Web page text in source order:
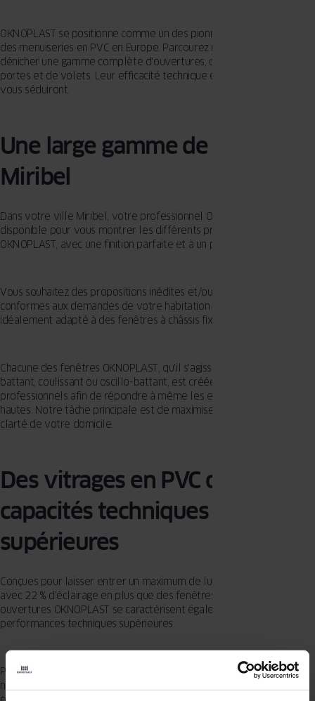
OKNOPLAST se positionne comme un des pionniers dans le secteur
des menuiseries en PVC en Europe. Parcourez notre gamme pour
dénicher une gamme complète d'ouvertures, de baies vitrées, de
portes et de volets. Leur efficacité technique et leur beauté visuelle
vous séduiront.
Une large gamme de fenêtres à
Miribel
Dans votre ville Miribel, votre professionnel OKNOPLAST est
disponible pour vous montrer les différents produits offerts par
OKNOPLAST, avec une finition parfaite et à un prix accessible.
Vous souhaitez des propositions inédites et/ou entièrement
conformes aux demandes de votre habitation ? Votre projet serait-il
idéalement adapté à des fenêtres à châssis fixes ?
Chacune des fenêtres OKNOPLAST, qu'il s'agisse d'un modèle
battant, coulissant ou oscillo-battant, est créée par des
professionnels afin de répondre à même les exigences les plus
hautes. Notre tâche principale est de maximiser votre confort et la
clarté de votre domicile.
Des vitrages en PVC offrant des
capacités techniques
supérieures
Conçues pour laisser entrer un maximum de lumière dans vos pièces
avec 22 % d'éclairage en plus que des fenêtres classiques, les
ouvertures OKNOPLAST se caractérisent également par leurs
performances techniques supérieures.
Pour se protéger des changements de température, il est
nécessaire de sélectionner des fenêtres proposant une